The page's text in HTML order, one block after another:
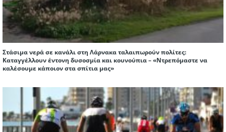
Στάσιμα νερά σε κανάλι στη Λάρνακα ταλαιπωρούν πολίτες:
Καταγγέλλουν έντονη δυσοσμία και κουνούπια – «Ντρεπόμαστε να
καλέσουμε κάποιον στα σπίτια μας»